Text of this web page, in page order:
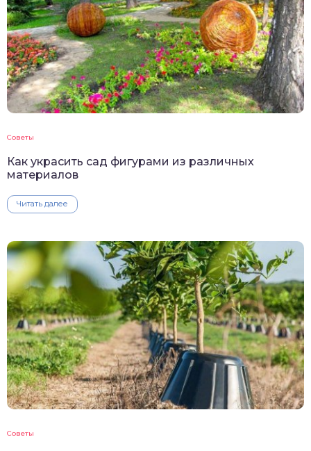
Советы
Как украсить сад фигурами из различных
материалов
Читать далее
Советы